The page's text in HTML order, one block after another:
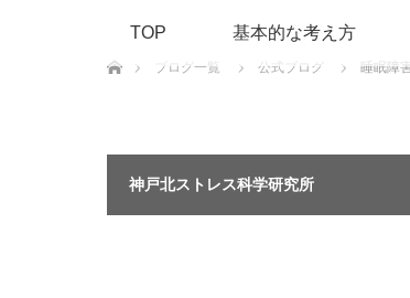
TOP 基本的な考え方
ホーム
ブログ一覧
公式ブログ 睡眠障
神戸北ストレス科学研究所